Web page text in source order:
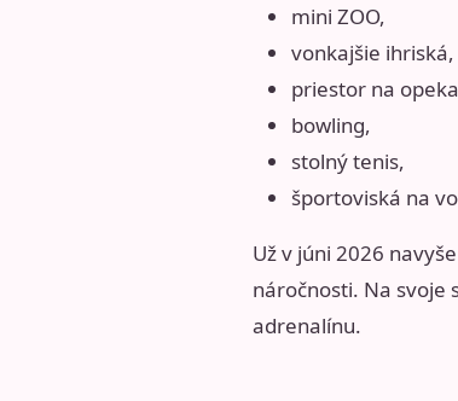
mini ZOO,
vonkajšie ihriská,
priestor na
bowling,
stolný tenis,
športoviská na
Už v júni 2026
náročnosti. Na svoje
adrenalínu.